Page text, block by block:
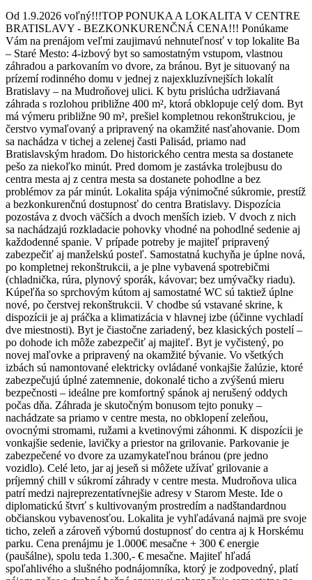
Od 1.9.2026 voľný!!!TOP PONUKA A LOKALITA V CENTRE
BRATISLAVY - BEZKONKURENČNÁ CENA!!! Ponúkame
Vám na prenájom veľmi zaujimavú nehnuteľnosť v top lokalite Ba
– Staré Mesto: 4-izbový byt so samostatným vstupom, vlastnou
záhradou a parkovaním vo dvore, za bránou. Byt je situovaný na
prízemí rodinného domu v jednej z najexkluzívnejších lokalít
Bratislavy – na Mudroňovej ulici. K bytu prislúcha udržiavaná
záhrada s rozlohou približne 400 m², ktorá obklopuje celý dom. Byt
má výmeru približne 90 m², prešiel kompletnou rekonštrukciou, je
čerstvo vymaľovaný a pripravený na okamžité nasťahovanie. Dom
sa nachádza v tichej a zelenej časti Palisád, priamo nad
Bratislavským hradom. Do historického centra mesta sa dostanete
pešo za niekoľko minút. Pred domom je zastávka trolejbusu do
centra mesta aj z centra mesta sa dostanete pohodlne a bez
problémov za pár minút. Lokalita spája výnimočné súkromie, prestíž
a bezkonkurenčnú dostupnosť do centra Bratislavy. Dispozícia
pozostáva z dvoch väčších a dvoch menších izieb. V dvoch z nich
sa nachádzajú rozkladacie pohovky vhodné na pohodlné sedenie aj
každodenné spanie. V prípade potreby je majiteľ pripravený
zabezpečiť aj manželskú posteľ. Samostatná kuchyňa je úplne nová,
po kompletnej rekonštrukcii, a je plne vybavená spotrebičmi
(chladnička, rúra, plynový sporák, kávovar; bez umývačky riadu).
Kúpeľňa so sprchovým kútom aj samostatné WC sú taktiež úplne
nové, po čerstvej rekonštrukcii. V chodbe sú vstavané skrine, k
dispozícii je aj práčka a klimatizácia v hlavnej izbe (účinne vychladí
dve miestnosti). Byt je čiastočne zariadený, bez klasických postelí –
po dohode ich môže zabezpečiť aj majiteľ. Byt je vyčistený, po
novej maľovke a pripravený na okamžité bývanie. Vo všetkých
izbách sú namontované elektricky ovládané vonkajšie žalúzie, ktoré
zabezpečujú úplné zatemnenie, dokonalé ticho a zvýšenú mieru
bezpečnosti – ideálne pre komfortný spánok aj nerušený oddych
počas dňa. Záhrada je skutočným bonusom tejto ponuky –
nachádzate sa priamo v centre mesta, no obklopení zeleňou,
ovocnými stromami, ružami a kvetinovými záhonmi. K dispozícii je
vonkajšie sedenie, lavičky a priestor na grilovanie. Parkovanie je
zabezpečené vo dvore za uzamykateľnou bránou (pre jedno
vozidlo). Celé leto, jar aj jeseň si môžete užívať grilovanie a
príjemný chill v súkromí záhrady v centre mesta. Mudroňova ulica
patrí medzi najreprezentatívnejšie adresy v Starom Meste. Ide o
diplomatickú štvrť s kultivovaným prostredím a nadštandardnou
občianskou vybavenosťou. Lokalita je vyhľadávaná najmä pre svoje
ticho, zeleň a zároveň výbornú dostupnosť do centra aj k Horskému
parku. Cena prenájmu je 1.000€ mesačne + 300 € energie
(paušálne), spolu teda 1.300,- € mesačne. Majiteľ hľadá
spoľahlivého a slušného podnájomníka, ktorý je zodpovedný, platí